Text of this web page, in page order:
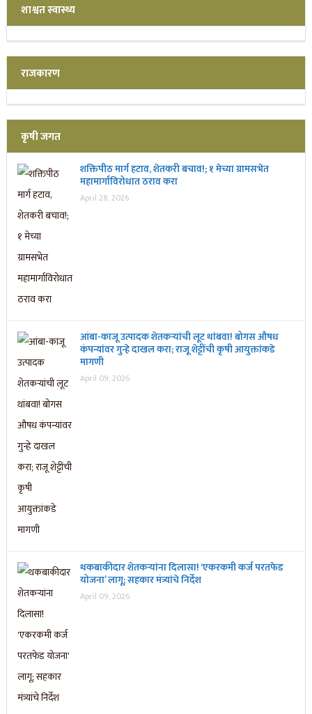
शाश्वत स्वास्थ्य
राजकारण
कृषी जगत
शक्तिपीठ मार्ग हटाव, शेतकरी बचाव!; १ मेच्या ग्रामसभेत
महामार्गाविरोधात ठराव करा
April 28, 2026
आंबा-काजू उत्पादक शेतकऱ्यांची लूट थांबवा! बोगस औषध
कंपन्यांवर गुन्हे दाखल करा; राजू शेट्टींची कृषी आयुक्तांकडे
मागणी
April 09, 2026
थकबाकीदार शेतकऱ्यांना दिलासा! ‘एकरकमी कर्ज परतफेड
योजना’ लागू; सहकार मंत्र्यांचे निर्देश
April 09, 2026